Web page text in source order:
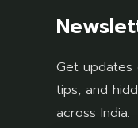
Get updates
tips, and
across India.